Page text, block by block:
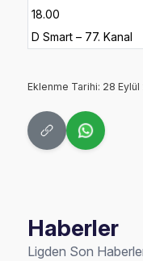
18.00
D Smart – 77. Kanal
Eklenme Tarihi: 28
Haberler
Ligden Son